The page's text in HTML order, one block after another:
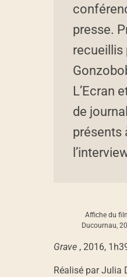
l
presse.
recueillis
L’Ecran
de
présents
Affiche du
Ducournau,
Grave , 2016,
Réalisé par Julia